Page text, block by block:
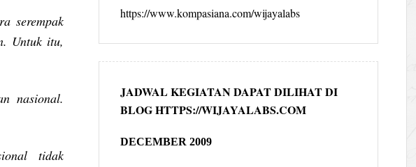
serempak
Untuk itu,
nasional.
tidak
https://www.kompasiana.com/wijayalabs
JADWAL KEGIATAN DAPAT DILIHAT DI
BLOG HTTPS://WIJAYALABS.COM
DECEMBER 2009